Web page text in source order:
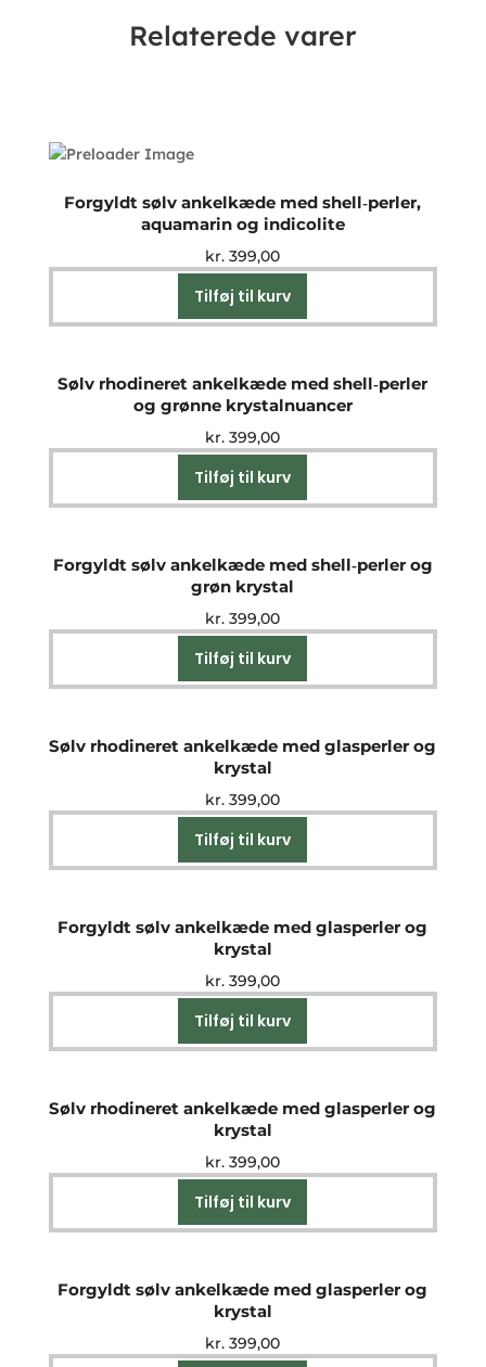
Relaterede varer
Forgyldt sølv ankelkæde med shell‑perler,
aquamarin og indicolite
kr. 399,00
Tilføj til kurv
Sølv rhodineret ankelkæde med shell‑perler
og grønne krystalnuancer
kr. 399,00
Tilføj til kurv
Forgyldt sølv ankelkæde med shell‑perler og
grøn krystal
kr. 399,00
Tilføj til kurv
Sølv rhodineret ankelkæde med glasperler og
krystal
kr. 399,00
Tilføj til kurv
Forgyldt sølv ankelkæde med glasperler og
krystal
kr. 399,00
Tilføj til kurv
Sølv rhodineret ankelkæde med glasperler og
krystal
kr. 399,00
Tilføj til kurv
Forgyldt sølv ankelkæde med glasperler og
krystal
kr. 399,00